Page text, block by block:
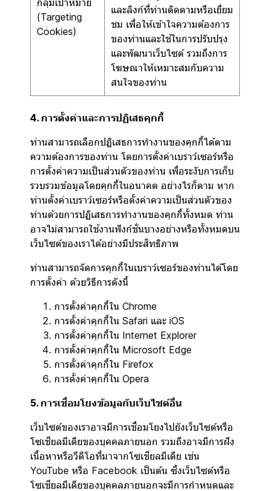
กลุ่มเป้าหมาย
(Targeting
Cookies)
และลิงก์ที่ท่านติดตามหรือเยี่ยม
ชม เพื่อให้เข้าใจความต้องการ
ของท่านและใช้ในการปรับปรุง
และพัฒนาเว็บไซต์ รวมถึงการ
โฆษณาให้เหมาะสมกับความ
สนใจของท่าน
4. การตั้งค่าและการปฏิเสธคุกกี้
ท่านสามารถเลือกปฏิเสธการทำงานของคุกกี้ได้ตาม
ความต้องการของท่าน โดยการตั้งค่าเบราว์เซอร์หรือ
การตั้งค่าความเป็นส่วนตัวของท่าน เพื่อระงับการเก็บ
รวบรวมข้อมูลโดยคุกกี้ในอนาคต อย่างไรก็ตาม หาก
ท่านตั้งค่าเบราว์เซอร์หรือตั้งค่าความเป็นส่วนตัวของ
ท่านด้วยการปฏิเสธการทำงานของคุกกี้ทั้งหมด ท่าน
อาจไม่สามารถใช้งานฟังก์ชั่นบางอย่างหรือทั้งหมดบน
เว็บไซต์ของเราได้อย่างมีประสิทธิภาพ
ท่านสามารถจัดการคุกกี้ในเบราว์เซอร์ของท่านได้โดย
การตั้งค่า ด้วยวิธีการดังนี้
การตั้งค่าคุกกี้ใน Chrome
การตั้งค่าคุกกี้ใน Safari และ iOS
การตั้งค่าคุกกี้ใน Internet Explorer
การตั้งค่าคุกกี้ใน Microsoft Edge
การตั้งค่าคุกกี้ใน Firefox
การตั้งค่าคุกกี้ใน Opera
5. การเชื่อมโยงข้อมูลกับเว็บไซต์อื่น
เว็บไซต์ของเราอาจมีการเชื่อมโยงไปยังเว็บไซต์หรือ
โซเชียลมีเดียของบุคคลภายนอก รวมถึงอาจมีการฝัง
เนื้อหาหรือวีดีโอที่มาจากโซเชียลมีเดีย เช่น
YouTube หรือ Facebook เป็นต้น ซึ่งเว็บไซต์หรือ
โซเชียลมีเดียของบุคคลภายนอกจะมีการกำหนดและ